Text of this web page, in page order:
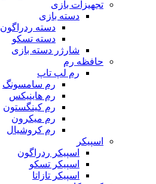
تجهیزات بازی
دسته بازی
دسته ردراگون
دسته تسکو
شارژر دسته بازی
حافظه رم
رم لپ تاپ
رم سامسونگ
رم هاینیکس
رم کینگستون
رم میکرون
رم کروشیال
اسپیکر
اسپیکر ردراگون
اسپیکر تسکو
اسپیکر تازاتا